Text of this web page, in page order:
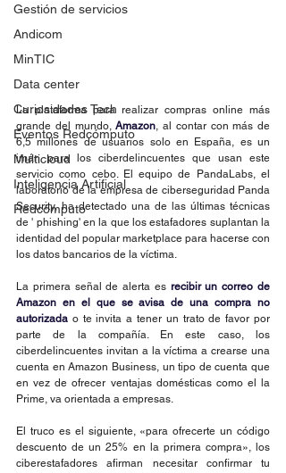
Gestión de servicios
Andicom
MinTIC
Data center
Curiosidades Tech
Eventos Redcómputo
Multicloud
Inteligencia Artificial
Redcómputo
La plataforma para realizar compras online más
grande del mundo, Amazon, al contar con más de
6,5 millones de usuarios solo en España, es un
imán para los ciberdelincuentes que usan este
servicio como cebo. El equipo de PandaLabs, el
laboratorio de la empresa de ciberseguridad Panda
Security, ha detectado una de las últimas técnicas
de ' phishing' en la que los estafadores suplantan la
identidad del popular marketplace para hacerse con
los datos bancarios de la víctima.
La primera señal de alerta es recibir un correo de
Amazon en el que se avisa de una compra no
autorizada o te invita a tener un trato de favor por
parte de la compañía. En este caso, los
ciberdelincuentes invitan a la víctima a crearse una
cuenta en Amazon Business, un tipo de cuenta que
en vez de ofrecer ventajas domésticas como el la
Prime, va orientada a empresas.
El truco es el siguiente, «para ofrecerte un código
descuento de un 25% en la primera compra», los
ciberestafadores afirman necesitar confirmar tu